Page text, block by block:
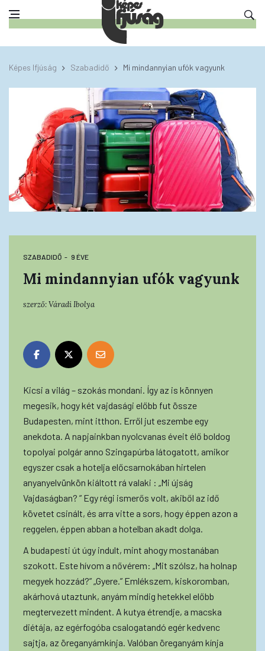
Képes Ifjúság Szabadidő Mi mindannyian ufók vagyunk
SZABADIDŐ 9 ÉVE
Mi mindannyian ufók vagyunk
szerző:Váradi Ibolya
Kicsi a világ – szokás mondani. Így az is könnyen
megesik, hogy két vajdasági előbb fut össze
Budapesten, mint itthon. Erről jut eszembe egy
anekdota. A napjainkban nyolcvanas éveit élő boldog
topolyai polgár anno Szingapúrba látogatott, amikor
egyszer csak a hotelja előcsarnokában hirtelen
anyanyelvünkön kiáltott rá valaki : „Mi újság
Vajdaságban? ” Egy régi ismerős volt, akiből az idő
követet csinált, és arra vitte a sors, hogy éppen azon a
reggelen, éppen abban a hotelban akadt dolga.
A budapesti út úgy indult, mint ahogy mostanában
szokott. Este hívom a nővérem: „Mit szólsz, ha holnap
megyek hozzád?” „Gyere.” Emlékszem, kiskoromban,
akárhová utaztunk, anyám mindig hetekkel előbb
megtervezett mindent. A kutya étrendje, a macska
diétája, az egérfogóba csalogatandó egér kedvenc
sajtja, az öreganyámkínja. Valóban öreganyám kínja